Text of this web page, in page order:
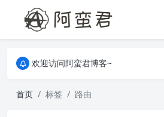
关于本站，有任何疑问都可以评论或
欢迎访问阿蛮君博客~
欢迎访问阿蛮君博客~
首页 标签 路由